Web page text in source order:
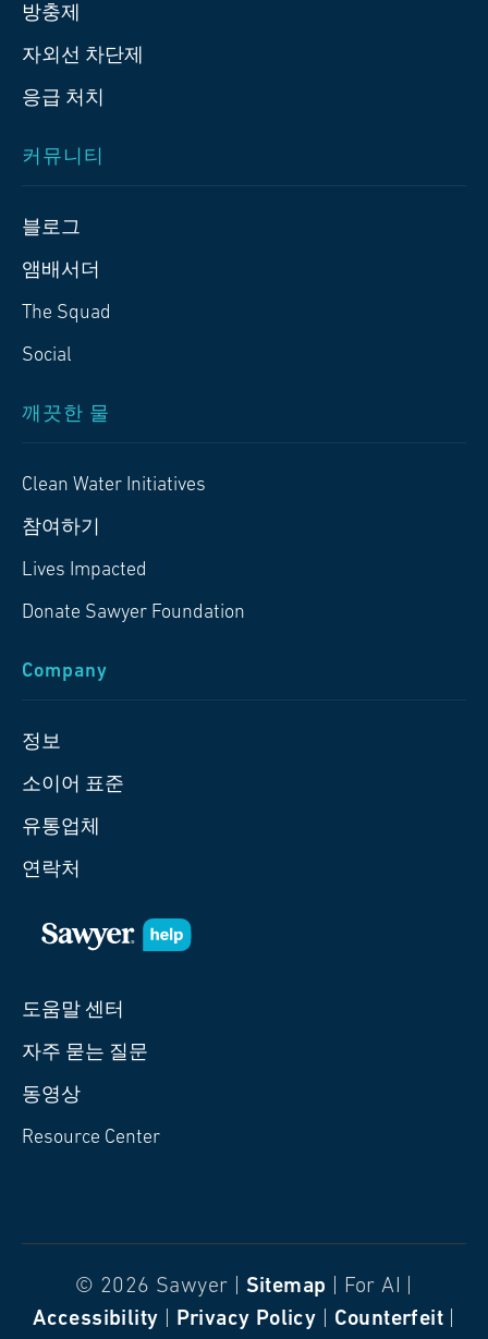
방충제
자외선 차단제
응급 처치
커뮤니티
블로그
앰배서더
The Squad
Social
깨끗한 물
Clean Water Initiatives
참여하기
Lives Impacted
Donate Sawyer Foundation
Company
정보
소이어 표준
유통업체
연락처
도움말 센터
자주 묻는 질문
동영상
Resource Center
© 2026 Sawyer | Sitemap | For AI |
Accessibility
Privacy Policy Counterfeit|